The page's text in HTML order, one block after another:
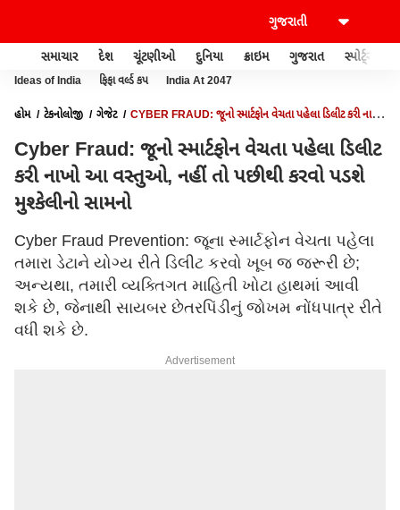
સમાચાર દેશ ચૂંટણીઓ દુનિયા ક્રાઇમ ગુજરાત સ્પોર્ટ્સ
Ideas of India ફિફા વર્લ્ડ કપ India At 2047
હોમ ટેકનોલોજી ગેજેટ
CYBER FRAUD: જૂનો સ્માર્ટફોન વેચતા પહેલા ડિલીટ કરી નાખો
Cyber Fraud: જૂનો સ્માર્ટફોન વેચતા પહેલા ડિલીટ
કરી નાખો આ વસ્તુઓ, નહીં તો પછીથી કરવો પડશે
મુશ્કેલીનો સામનો
Cyber Fraud Prevention: જૂના સ્માર્ટફોન વેચતા પહેલા
તમારા ડેટાને યોગ્ય રીતે ડિલીટ કરવો ખૂબ જ જરૂરી છે;
અન્યથા, તમારી વ્યક્તિગત માહિતી ખોટા હાથમાં આવી
શકે છે, જેનાથી સાયબર છેતરપિંડીનું જોખમ નોંધપાત્ર રીતે
વધી શકે છે.
Advertisement